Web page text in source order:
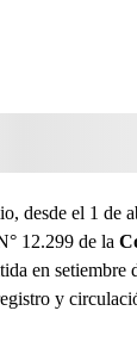
desde el 1 de
12.299 de la
en setiembre
y